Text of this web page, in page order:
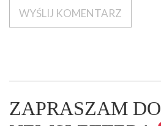
ZAPRASZAM DO